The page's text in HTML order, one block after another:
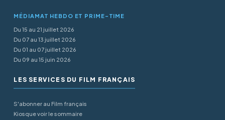
MÉDIAMAT HEBDO ET PRIME-TIME
Du 15 au 21 juillet 2026
Du 07 au 13 juillet 2026
Du 01 au 07 juillet 2026
Du 09 au 15 juin 2026
LES SERVICES DU FILM FRANÇAIS
S'abonner au Film français
Kiosque voir le sommaire